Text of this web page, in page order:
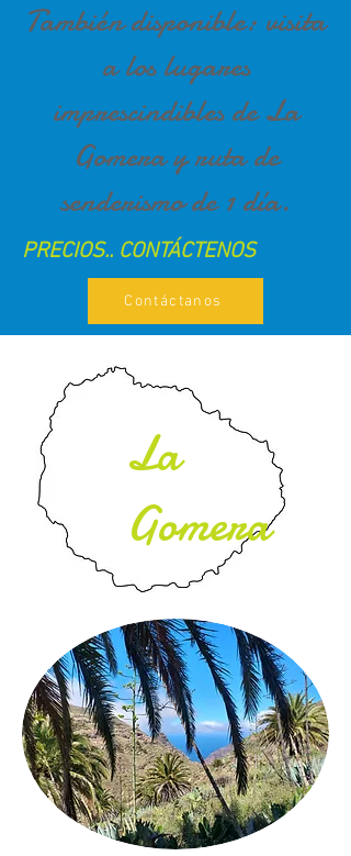
También disponible: visita
a los lugares
imprescindibles de La
Gomera y ruta de
senderismo de 1 día.
PRECIOS.. CONTÁCTENOS
Contáctanos
La
Gomera